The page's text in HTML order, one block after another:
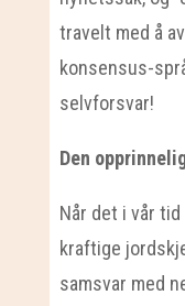
travelt med å
konsensus-
selvforsvar!
Den
Når det i vår
kraftige
samsvar med